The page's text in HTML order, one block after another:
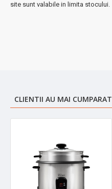
dată.
site sunt valabile in limita stocului.
CLIENTII AU MAI CUMPARAT